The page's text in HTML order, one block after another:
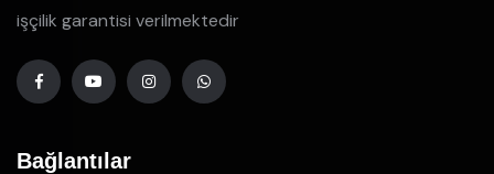
işçilik garantisi verilmektedir
Bağlantılar